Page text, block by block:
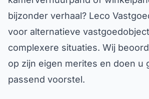
bijzonder verhaal? Leco
voor alternatieve
complexere situaties. Wij
op zijn eigen merites en doen u
passend voorstel.